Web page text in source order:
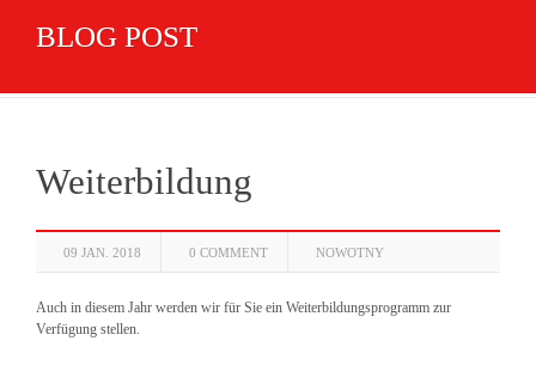
BLOG POST
Weiterbildung
09 JAN. 2018 0 COMMENT NOWOTNY
Auch in diesem Jahr werden wir für Sie ein Weiterbildungsprogramm zur
Verfügung stellen.